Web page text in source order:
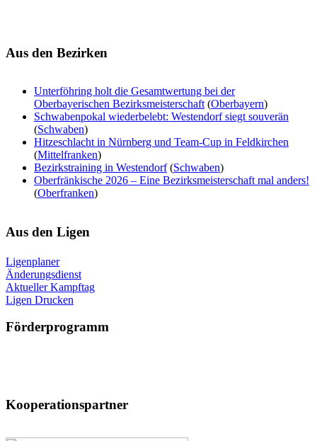
Aus den Bezirken
Unterföhring holt die Gesamtwertung bei der
Oberbayerischen Bezirksmeisterschaft (Oberbayern)
Schwabenpokal wiederbelebt: Westendorf siegt souverän
(Schwaben)
Hitzeschlacht in Nürnberg und Team-Cup in Feldkirchen
(Mittelfranken)
Bezirkstraining in Westendorf (Schwaben)
Oberfränkische 2026 – Eine Bezirksmeisterschaft mal anders!
(Oberfranken)
Aus den Ligen
Ligenplaner
Änderungsdienst
Aktueller Kampftag
Ligen Drucken
Förderprogramm
Kooperationspartner